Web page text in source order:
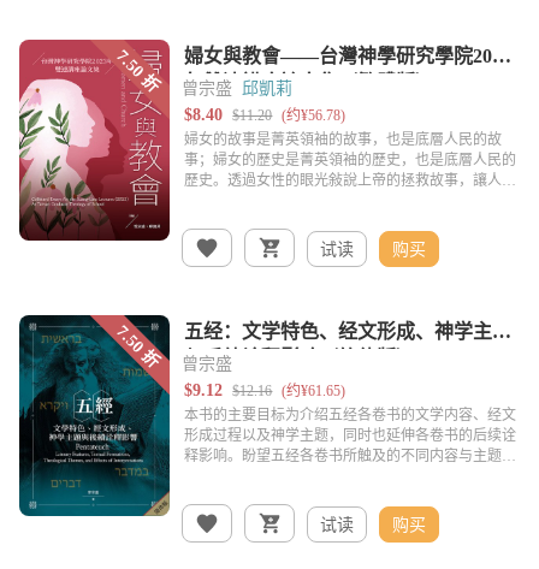
曾宗盛 邱凱莉
试读 购买
曾宗盛
试读 购买